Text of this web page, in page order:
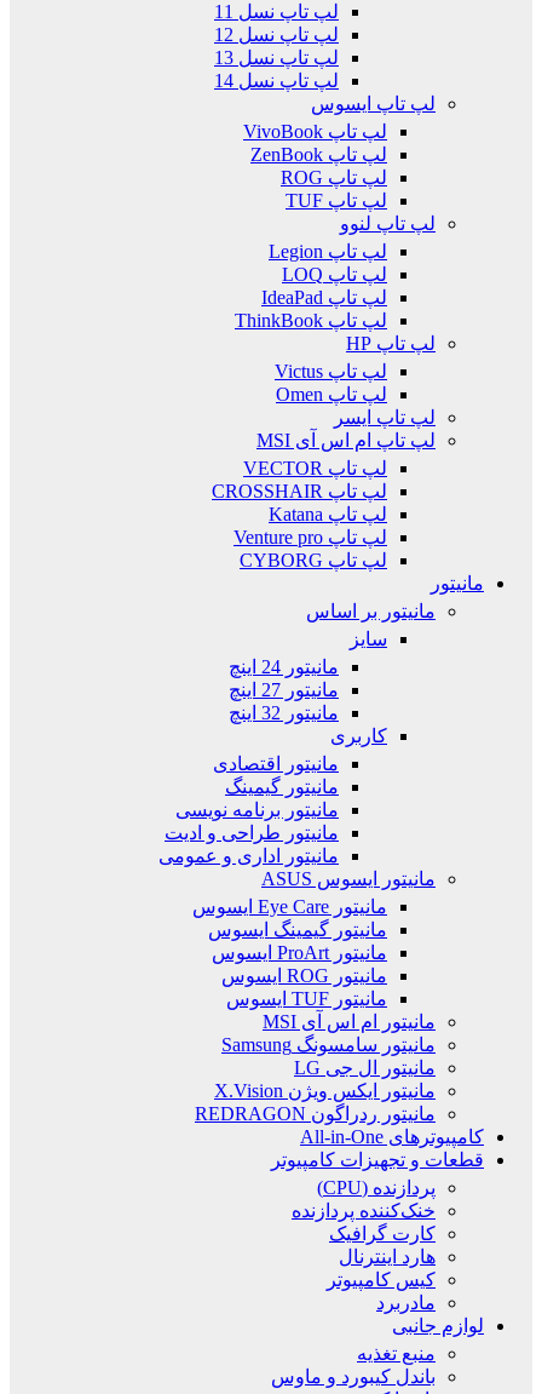
لپ تاپ نسل 11
لپ تاپ نسل 12
لپ تاپ نسل 13
لپ تاپ نسل 14
لپ تاپ ایسوس
لپ تاپ VivoBook
لپ تاپ ZenBook
لپ تاپ ROG
لپ تاپ TUF
لپ تاپ لنوو
لپ تاپ Legion
لپ تاپ LOQ
لپ تاپ IdeaPad
لپ تاپ ThinkBook
لپ تاپ HP
لپ تاپ Victus
لپ تاپ Omen
لپ تاپ ایسر
لپ تاپ ام اس آی MSI
لپ تاپ VECTOR
لپ تاپ CROSSHAIR
لپ تاپ Katana
لپ تاپ Venture pro
لپ تاپ CYBORG
مانیتور
مانیتور بر اساس
سایز
مانیتور 24 اینچ
مانیتور 27 اینچ
مانیتور 32 اینچ
کاربری
مانیتور اقتصادی
مانیتور گیمینگ
مانیتور برنامه نویسی
مانیتور طراحی و ادیت
مانیتور اداری و عمومی
مانیتور ایسوس ASUS
مانیتور Eye Care ایسوس
مانیتور گیمینگ ایسوس
مانیتور ProArt ایسوس
مانیتور ROG ایسوس
مانیتور TUF ایسوس
مانیتور ام اس آی MSI
مانیتور سامسونگ Samsung
مانیتور ال جی LG
مانیتور ایکس ویژن X.Vision
مانیتور ردراگون REDRAGON
کامپیوترهای All-in-One
قطعات و تجهیزات کامپیوتر
پردازنده (CPU)
خنک‌کننده پردازنده
کارت گرافیک
هارد اینترنال
کیس کامپیوتر
مادربرد
لوازم جانبی
منبع تغذیه
باندل کیبورد و ماوس